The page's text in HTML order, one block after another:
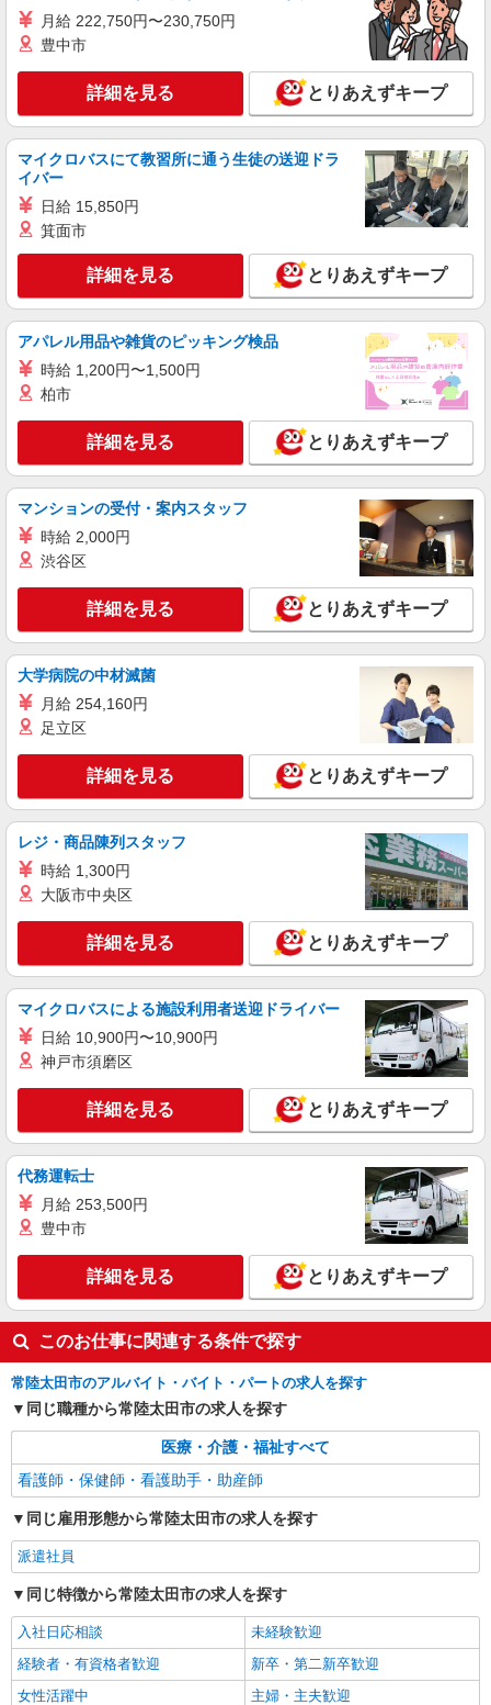
詳細を見る
株式会社kotrio /●UT-H-1855986
常陸太田市▼デイサービスの看護師▼ラクラク
業務♪時短相談OK
時給2000円〜 ＜日払い有/週払い有/交通費全
キープ 詳細を見る
業務委託
SOMPOヘルスサポート株式会社 全支援対応コース
特定保健指導（保健師・管理栄養士）
・事業所一括面談(対面) 1日：10,000円〜14,716
円 ・個別訪問(対面) 1件：4,286円〜5,239円 ・
遠隔面談 1件：1500〜1691円 ・電話支援 1
件：1,000円〜1,429円 ・メール支援 1件：500円
※上記金額に消費税を加えた金額をお支払いいた
します ※交通費・電話代は弊社負担。その他、支
【活動エリア】茨城県常陸太田市及びその周辺
キープ 詳細を見る
業務委託
SOMPOヘルスサポート株式会社 全支援対応コース
保健師・管理栄養士 特定保健指導
報酬：出来高制 報酬額（消費税抜き）： ・事
業所一括面談(対面) 1日：10,000円〜14,716円 ・
談 1件：1,500〜1,691円 ・電話支援 1件：
1,000円〜1,429円 ・ICTメール支援 1件：500円
※上記金額に消費税を加えた金額をお支払いいた
します ※交通費・電話代は弊社負担。その他、支
援内容により細則あり。
【活動エリア】茨城県常陸太田市及びその周辺
詳細を見る
月給 222,750円〜230,750円
豊中市
詳細を見る とりあえずキープ
マイクロバスにて教習所に通う生徒の送迎ドラ
イバー
日給 15,850円
箕面市
詳細を見る とりあえずキープ
アパレル用品や雑貨のピッキング検品
時給 1,200円〜1,500円
柏市
詳細を見る とりあえずキープ
マンションの受付・案内スタッフ
時給 2,000円
渋谷区
詳細を見る とりあえずキープ
大学病院の中材滅菌
月給 254,160円
足立区
詳細を見る とりあえずキープ
レジ・商品陳列スタッフ
時給 1,300円
大阪市中央区
詳細を見る とりあえずキープ
マイクロバスによる施設利用者送迎ドライバー
日給 10,900円〜10,900円
神戸市須磨区
詳細を見る とりあえずキープ
代務運転士
月給 253,500円
豊中市
詳細を見る とりあえずキープ
このお仕事に関連する条件で探す
常陸太田市のアルバイト・バイト・パートの求人を探す
同じ職種から常陸太田市の求人を探す
医療・介護・福祉すべて
看護師・保健師・看護助手・助産師
同じ雇用形態から常陸太田市の求人を探す
派遣社員
同じ特徴から常陸太田市の求人を探す
入社日応相談
未経験歓迎
経験者・有資格者歓迎
新卒・第二新卒歓迎
女性活躍中
主婦・主夫歓迎